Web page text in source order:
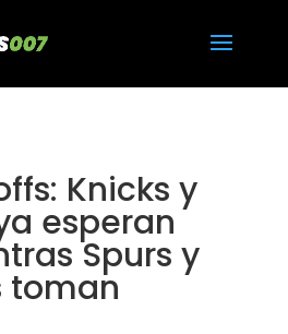
Knicks y
esperan
Spurs y
toman